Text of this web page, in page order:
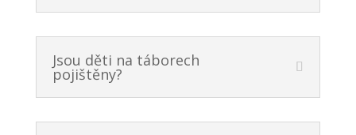
Jsou děti na táborech
pojištěny?